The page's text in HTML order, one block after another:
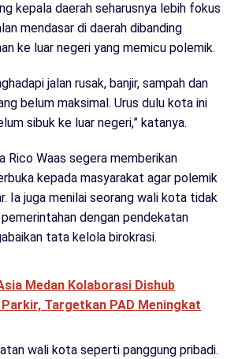
kepala daerah seharusnya lebih fokus
mendasar di daerah dibanding
ke luar negeri yang memicu polemik.
jalan rusak, banjir, sampah dan
belum maksimal. Urus dulu kota ini
sibuk ke luar negeri,” katanya.
Rico Waas segera memberikan
kepada masyarakat agar polemik
Ia juga menilai seorang wali kota tidak
dengan pendekatan
tata kelola birokrasi.
Medan Kolaborasi Dishub
Targetkan PAD Meningkat
wali kota seperti panggung pribadi.